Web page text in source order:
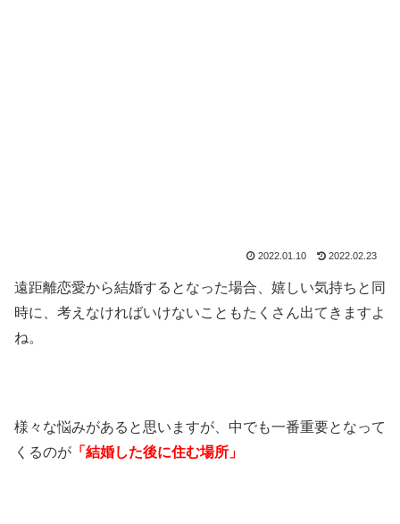
2022.01.10 2022.02.23
遠距離恋愛から結婚するとなった場合、嬉しい気持ちと同
時に、考えなければいけないこともたくさん出てきますよ
ね。
様々な悩みがあると思いますが、中でも一番重要となって
くるのが 「結婚した後に住む場所」